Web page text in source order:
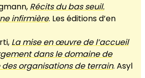
Récits du bas seuil.
infirmière. Les éditions d’en
La mise en œuvre de l’accueil
dans le domaine de
des organisations de terrain. Asyl